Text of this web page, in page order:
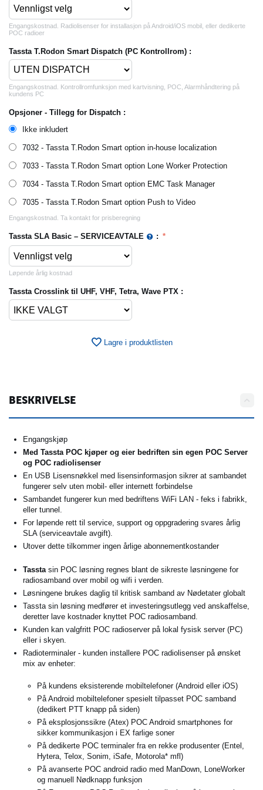
Engangskostnad. Radiolisenser for installasjon på Android/iOS mobil, eller dedikerte
POC radioer
Tassta T.Rodon Smart Dispatch (PC Kontrollrom) :
Engangskostnad. Kontrollromfunksjon med kartvisning, POC, Alarmhåndtering på
kundens PC
Opsjoner - Tillegg for Dispatch :
Ikke inkludert
7032 - Tassta T.Rodon Smart option in-house localization
7033 - Tassta T.Rodon Smart option Lone Worker Protection
7034 - Tassta T.Rodon Smart option EMC Task Manager
7035 - Tassta T.Rodon Smart option Push to Video
Engangskostnad. Ta kontakt for prisberegning
Tassta SLA Basic – SERVICEAVTALE :
Løpende årlig kostnad
Tassta Crosslink til UHF, VHF, Tetra, Wave PTX :
Lagre i produktlisten
BESKRIVELSE
Engangskjøp
Med Tassta POC kjøper og eier bedriften sin egen POC Server
og POC radiolisenser
En USB Lisensnøkkel med lisensinformasjon sikrer at sambandet
fungerer selv uten mobil- eller internett forbindelse
Sambandet fungerer kun med bedriftens WiFi LAN - feks i fabrikk,
eller tunnel.
For løpende rett til service, support og oppgradering svares årlig
SLA (serviceavtale avgift).
Utover dette tilkommer ingen årlige abonnementkostander
Tasstasin POC løsning regnes blant de sikreste løsningene for
radiosamband over mobil og wifi i verden.
Løsningene brukes daglig til kritisk samband av Nødetater globalt
Tassta sin løsning medfører et investeringsutlegg ved anskaffelse,
deretter lave kostnader knyttet POC radiosamband.
Kunden kan valgfritt POC radioserver på lokal fysisk server (PC)
eller i skyen.
Radioterminaler - kunden installere POC radiolisenser på ønsket
mix av enheter:
På kundens eksisterende mobiltelefoner (Android eller iOS)
På Android mobiltelefoner spesielt tilpasset POC samband
(dedikert PTT knapp på siden)
På eksplosjonssikre (Atex) POC Android smartphones for
sikker kommunikasjon i EX farlige soner
På dedikerte POC terminaler fra en rekke produsenter (Entel,
Hytera, Telox, Sonim, iSafe, Motorola* mfl)
På avanserte POC android radio med ManDown, LoneWorker
og manuell Nødknapp funksjon